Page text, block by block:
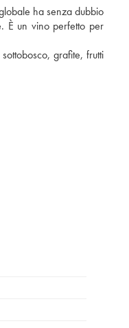
ha senza dubbio
È un vino perfetto per
grafite, frutti